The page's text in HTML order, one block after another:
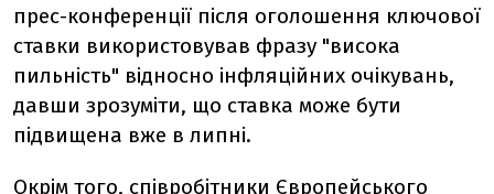
прес-конференції після оголошення ключової
ставки використовував фразу "висока
пильність" відносно інфляційних очікувань,
давши зрозуміти, що ставка може бути
підвищена вже в липні.
Окрім того, співробітники Європейського